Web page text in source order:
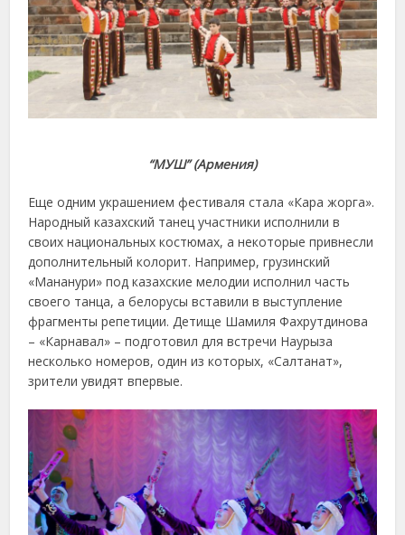
“МУШ” (Армения)
Еще одним украшением фестиваля стала «Кара жорга».
Народный казахский танец участники исполнили в
своих национальных костюмах, а некоторые привнесли
дополнительный колорит. Например, грузинский
«Мананури» под казахские мелодии исполнил часть
своего танца, а белорусы вставили в выступление
фрагменты репетиции. Детище Шамиля Фахрутдинова
– «Карнавал» – подготовил для встречи Наурыза
несколько номеров, один из которых, «Салтанат»,
зрители увидят впервые.